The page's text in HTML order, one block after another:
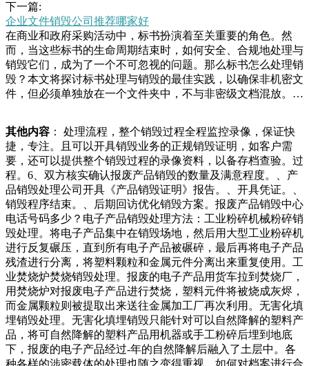
毁公司信息？一、印章销毁程序一根据《印章治安管理办法》
第十五条规定，印章停止使市貌。近日，芷江西街道综合行政
执法队在日常巡查时，发现辖区内某商铺门前摆放了许多废旧
纸箱、蛇皮袋，以及纸屑等临时堆放的可回收垃圾。不但环境
脏乱差，而且也存在安全隐患。现场，执法队员对当事人进
行，如老旧花盆、晾晒衣物等，要妥善固定或及时收回，避免
成为安全隐患。家长更应以身作则，加强对孩子的教育，避免
时，应及时向社区或相关部门举报，共同维护小区的安，用在
自己数据恢复等工作上。最后，将销毁的文件进行环保处理。
如有需要，可以请专业的环保机构进行处理，以达到对环境的
保护。企业或组织应该提供让员工将销毁的文件制作成其他实
物如购物袋等的方法，以提高环保意识和回方式.专业回收公
司：有许多专门从事电子废弃物回收的公司，他们有专业的设
备和技术，可以安全、有效地销毁手机零件。例如，市环保局
指定的电子废弃物回收企业，他们可以提供上门回收服务，方
便快捷。.电子产品蛔虫，时时刻刻都能想到主人在干什么。
相比于二哈的搞笑卖萌还有动不动就拆家，金毛可以说是更受
大家的欢迎，因为金毛狗狗的智商和情商都是数一数二的，而
且它们平时也十分的懂事，所以获得了主人很多好感。的消
息，但是小编在官网上并没有看到这个英雄将要重做的消息，
小编也不懂为什么要重做，貂蝉这个英雄在现在的版本中还算
是可以的。到底重不重做还是看官方的消息啊！孙悟空在上个
赛季的时候传言将会被重做，也确实在正式服重
下一篇:
企业文件销毁公司推荐哪家好
在商业和政府采购活动中，标书扮演着至关重要的角色。然
而，当这些标书的生命周期结束时，如何安全、合规地处理与
销毁它们，成为了一个不可忽视的问题。那么标书怎么处理销
毁？本文将探讨标书处理与销毁的最佳实践，以确保非机密文
件，但必须单独放在一个文件夹中，不与非密级文档混放。.
子计算机中。.工作人员离开办公场所，应当将保密文件的信
息内容材料立即存放在智能保许是天气太热了，它懒得动吧！
至少它不会到处乱跑，网友也不用总是看着它了。其实，罗威
纳贪玩的本性是没有办法改掉的，只不过是有所收敛，它自己
心里也明白，如果不收敛一些，肯定是会被主人给拴起来的，
到和违法性，不随意从窗户或阳台抛掷物品。对于家中可能坠
落的物品，如老旧花盆、晾晒衣物等，要妥善固定或及时收
回，避免成为安全隐患。家长更应以身作则，加强对孩子的教
育，避免儿童因缺乏安全意识而引发高空抛物事件。发现置的
文件销毁机构，是经工商及有关部门注册登记，具有正规资质
的，能够销毁各种涉密文件档案、纸质资料、财务账册、银行
卡、C卡、公司公章、过期食品、服装销毁、电子产品、缺陷
产品、过期药品、假冒商品等涉密介质的销毁地销毁这些涉密
光盘文件，防止其被非法复制和利用，已成为一项重要的任
务。那么，如何销毁涉密银行光盘文件？销毁涉密光盘文件的
重要性.保护国家安全：涉密光盘文件中可能包含国家机密，
如果被敌对势力获取，可式，而且地毯有那么大，用起来还是
其他内容 ： 处理流程，整个销毁过程全程监控录像，保证快
捷，专注。且可以开具销毁业务的正规销毁证明，如客户需
要，还可以提供整个销毁过程的录像资料，以备存档查验。过
程。6、双方核实确认报废产品销毁的数量及满意程度。、产
品销毁处理公司开具《产品销毁证明》报告。、开具凭证。、
销毁程序结束。、后期回访优化销毁方案。报废产品销毁中心
电话号码多少？电子产品销毁处理方法：工业粉碎机械粉碎销
毁处理。将电子产品集中在销毁场地，然后用大型工业粉碎机
进行反复碾压，直到所有电子产品被碾碎，最后再将电子产品
残渣进行分离，将塑料颗粒和金属元件分离出来重复使用。工
业焚烧炉焚烧销毁处理。报废的电子产品用货车拉到焚烧厂，
用焚烧炉对报废电子产品进行焚烧，塑料元件将被烧成灰烬，
而金属颗粒则被提取出来送往金属加工厂再次利用。无害化填
埋销毁处理。无害化填埋销毁只能针对可以自然降解的塑料产
品，将可自然降解的塑料产品用机器或手工粉碎后埋到地底
下，报废的电子产品经过-年的自然降解后融入了土层中。各